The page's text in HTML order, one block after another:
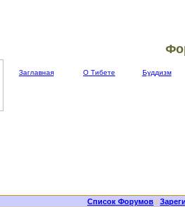
Заглавная О Тибете Буддизм
Список Форумов |